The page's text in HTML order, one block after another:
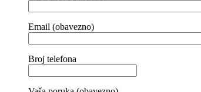
Email (obavezno)
Broj telefona